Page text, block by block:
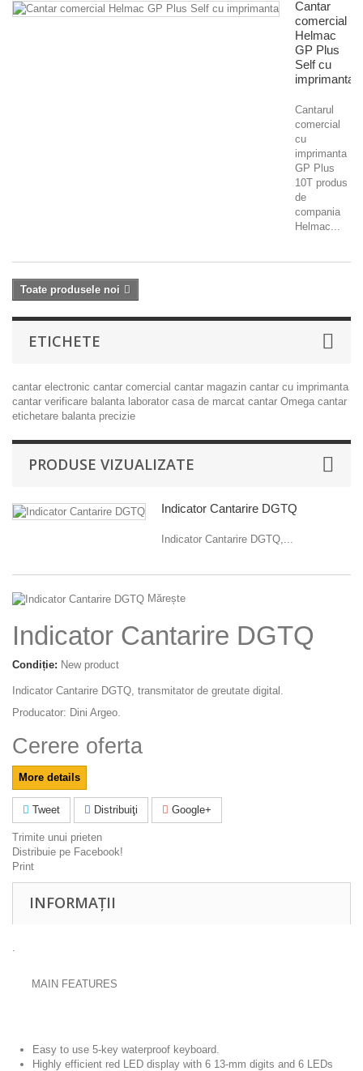
Cantar
comercial
Helmac
GP Plus
Self cu
imprimanta
Cantarul
comercial
cu
imprimanta
GP Plus
10T produs
de
compania
Helmac...
Toate produsele noi
ETICHETE
cantar electronic cantar comercial cantar magazin cantar cu imprimanta
cantar verificare balanta laborator casa de marcat cantar Omega cantar
etichetare balanta precizie
PRODUSE VIZUALIZATE
Indicator Cantarire DGTQ
Indicator Cantarire DGTQ,...
Mărește
Indicator Cantarire DGTQ
Condiție: New product
Indicator Cantarire DGTQ, transmitator de greutate digital.
Producator: Dini Argeo.
Cerere oferta
More details
Tweet Distribuiţi Google+
Trimite unui prieten
Distribuie pe Facebook!
Print
INFORMAȚII
MAIN FEATURES
Easy to use 5-key waterproof keyboard.
Highly efficient red LED display with 6 13-mm digits and 6 LEDs